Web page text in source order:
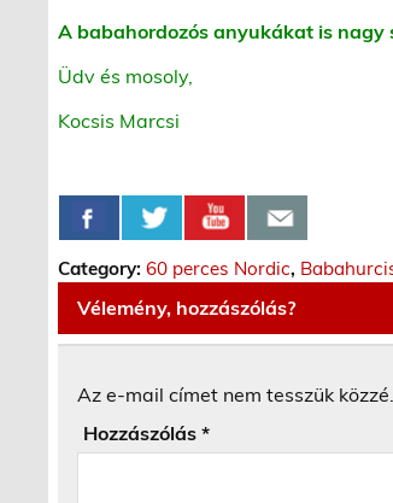
A babahordozós anyukákat is nagy
Üdv és mosoly,
Kocsis Marcsi
Category:60 perces Nordic,
Vélemény, hozzászólás?
Az e-mail címet nem tesszük közzé.
Hozzászólás*